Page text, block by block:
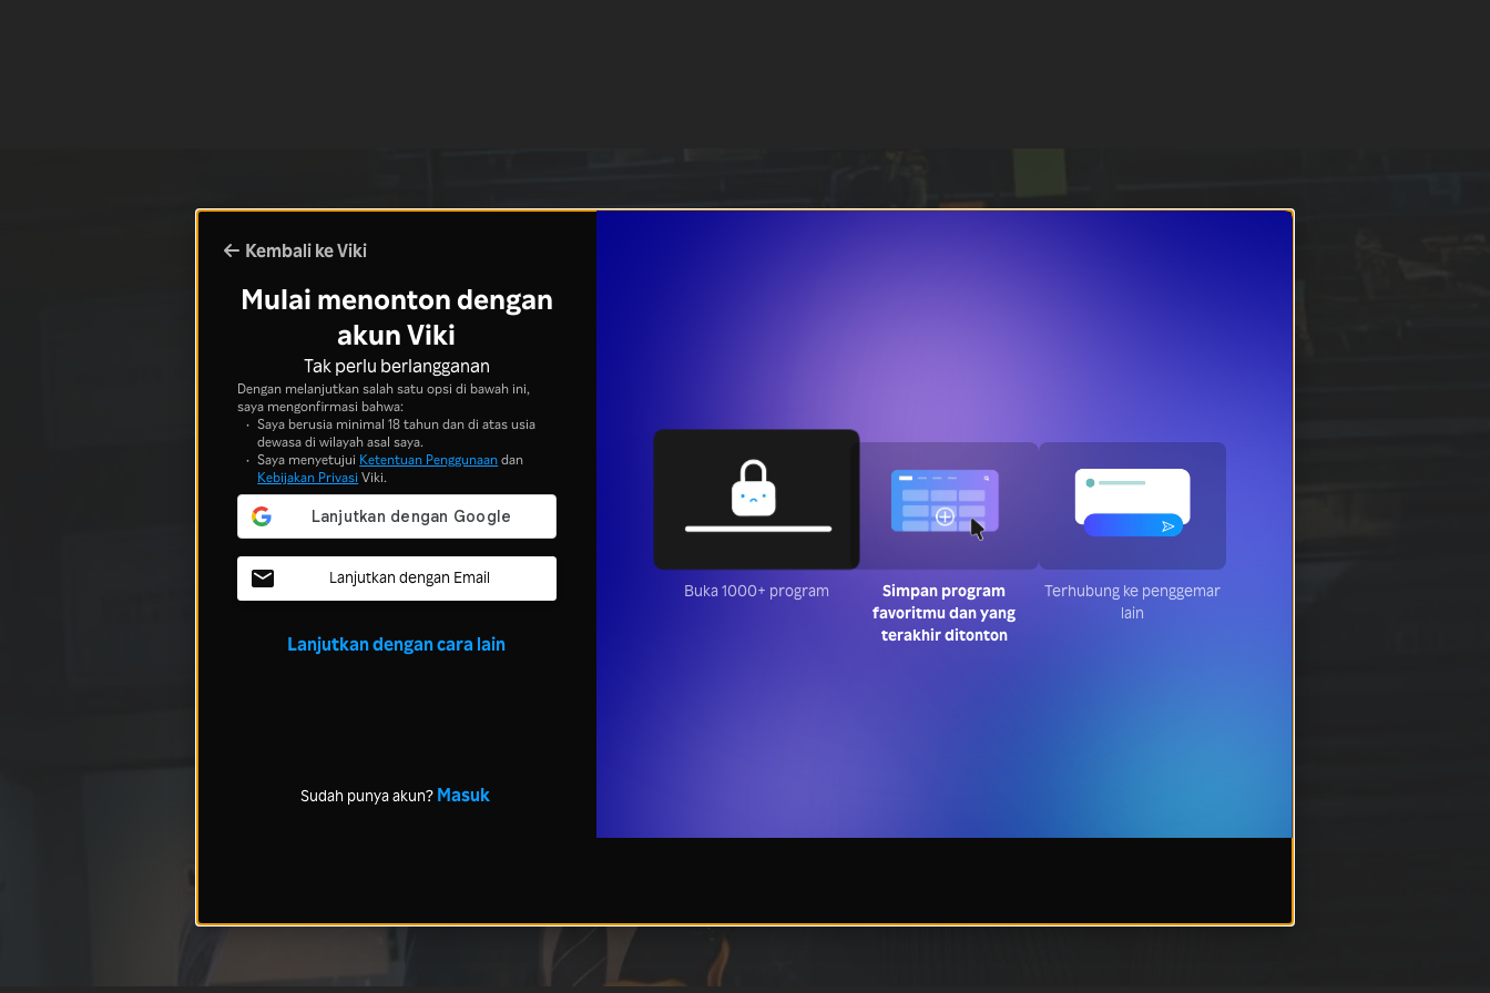
Kembali ke Viki
Mulai menonton dengan
akun Viki
Tak perlu berlangganan
Dengan melanjutkan salah satu opsi di bawah ini,
saya mengonfirmasi bahwa:
Saya berusia minimal 18 tahun dan di atas usia
dewasa di wilayah asal saya.
Saya menyetujui Ketentuan Penggunaandan
Kebijakan Privasi Viki.
Lanjutkan dengan Email
Lanjutkan dengan cara lain
Sudah punya akun? Masuk
Buka 1000+ program
Simpan program
favoritmu dan yang
terakhir ditonton
Terhubung ke penggemar
lain